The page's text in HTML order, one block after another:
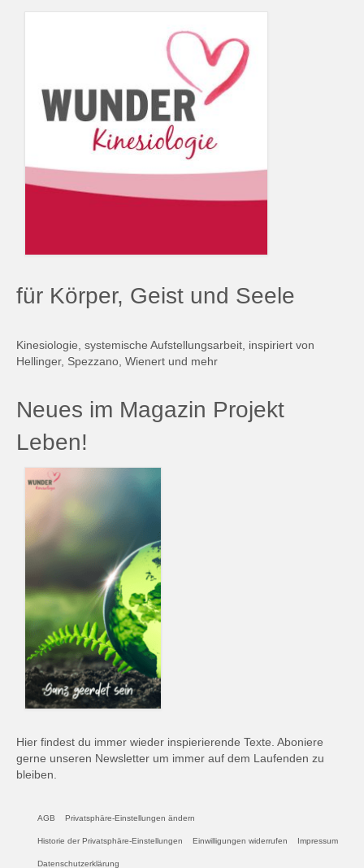
für Körper, Geist und Seele
Kinesiologie, systemische Aufstellungsarbeit, inspiriert von
Hellinger, Spezzano, Wienert und mehr
Neues im Magazin Projekt
Leben!
Hier findest du immer wieder inspierierende Texte. Aboniere
gerne unseren Newsletter um immer auf dem Laufenden zu
bleiben.
AGB Privatsphäre-Einstellungen ändern
Historie der Privatsphäre-Einstellungen Einwilligungen widerrufen Impressum
Datenschutzerklärung